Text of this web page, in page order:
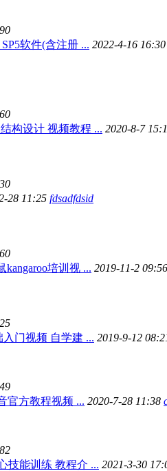
SP5软件(含注册 ... 2022-4-16
构设计 视频教程 ... 2020-8-7
28 11:25 fdsadfdsid
kangaroo培训视 ... 2019-11-2
门视频 自学建 ... 2019-9-12
官方教程视频 ... 2020-7-28 11:38
技能训练 教程介 ... 2021-3-30